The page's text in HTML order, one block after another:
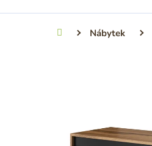
Domů Nábytek